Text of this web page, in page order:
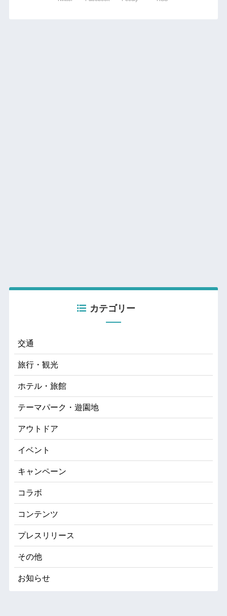
カテゴリー
交通
旅行・観光
ホテル・旅館
テーマパーク・遊園地
アウトドア
イベント
キャンペーン
コラボ
コンテンツ
プレスリリース
その他
お知らせ